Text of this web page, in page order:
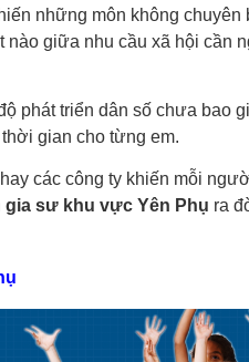
những môn không chuyên
nào giữa nhu cầu xã hội cần
phát triển dân số chưa bao
gian cho từng em.
các công ty khiến mỗi
gia sư khu vực Yên Phụ ra